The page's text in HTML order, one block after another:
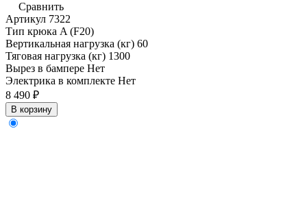
Сравнить
Артикул 7322
Тип крюка A (F20)
Вертикальная нагрузка (кг) 60
Тяговая нагрузка (кг) 1300
Вырез в бампере Нет
Электрика в комплекте Нет
8 490 ₽
В корзину